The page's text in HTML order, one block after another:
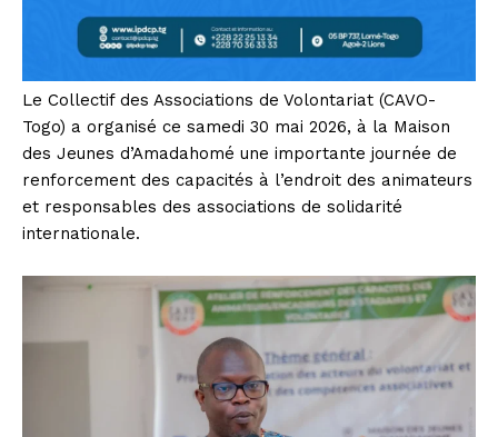
Le Collectif des Associations de Volontariat (CAVO-
Togo) a organisé ce samedi 30 mai 2026, à la Maison
des Jeunes d’Amadahomé une importante journée de
renforcement des capacités à l’endroit des animateurs
et responsables des associations de solidarité
internationale.